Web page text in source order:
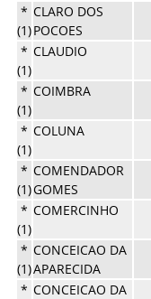
*
(1)
CLARO DOS
POCOES
*
(1)
CLAUDIO
*
(1)
COIMBRA
*
(1)
COLUNA
*
(1)
COMENDADOR
GOMES
*
(1)
COMERCINHO
*
(1)
CONCEICAO DA
APARECIDA
* CONCEICAO DA